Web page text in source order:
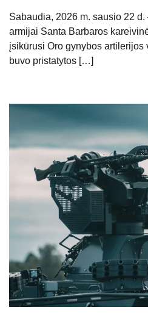
Sabaudia, 2026 m. sausio 22
armijai Santa Barbaros
įsikūrusi Oro gynybos artilerijos
buvo pristatytos […]